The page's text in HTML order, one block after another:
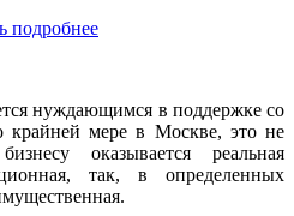
подробнее
нуждающимся в поддержке со
крайней мере в Москве, это не
оказывается реальная
так, в определенных